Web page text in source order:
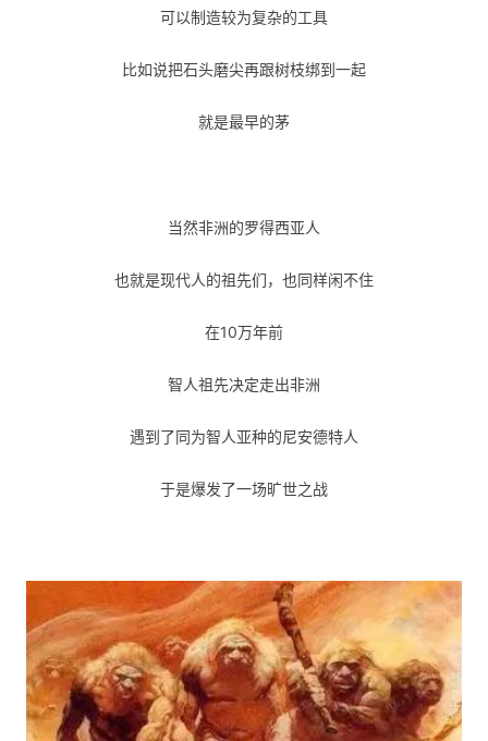
可以制造较为复杂的工具
比如说把石头磨尖再跟树枝绑到一起
就是最早的茅
当然非洲的罗得西亚人
也就是现代人的祖先们，也同样闲不住
在10万年前
智人祖先决定走出非洲
遇到了同为智人亚种的尼安德特人
于是爆发了一场旷世之战